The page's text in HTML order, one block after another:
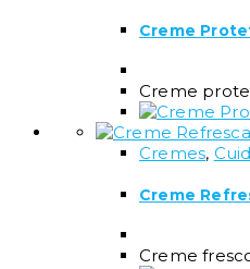
Creme
Creme
Cremes,
Creme
Creme